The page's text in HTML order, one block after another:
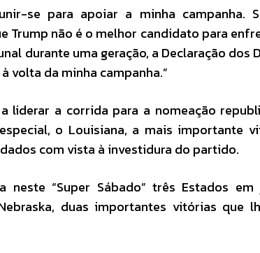
se para apoiar a minha campanha.
Trump não é o melhor candidato para
durante uma geração, a Declaração dos
volta da minha campanha.”
liderar a corrida para a nomeação
o Louisiana, a mais importante
com vista à investidura do partido.
neste “Super Sábado” três Estados
duas importantes vitórias que